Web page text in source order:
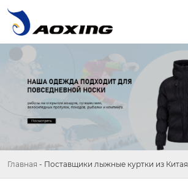
Главная - Поставщики лыжные куртки из Китая